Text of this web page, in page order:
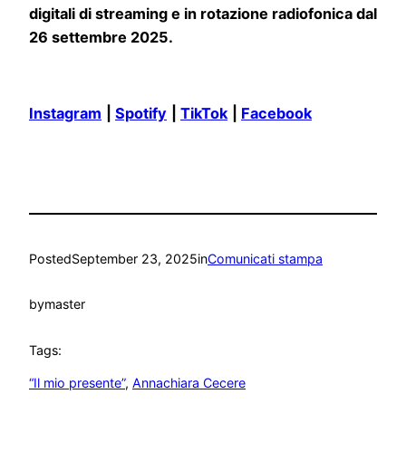
digitali di streaming e in rotazione radiofonica dal
26 settembre 2025.
Instagram Spotify TikTok Facebook
PostedSeptember 23, 2025inComunicati stampa
bymaster
Tags:
“Il mio presente”, Annachiara Cecere